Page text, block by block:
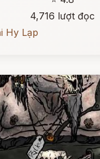
4,716 lượt đọc
Hy Lạp